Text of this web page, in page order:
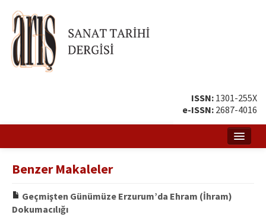
ISSN: 1301-255X
e-ISSN: 2687-4016
Amaç ve Kapsam
Benzer Makaleler
Geçmişten Günümüze Erzurum’da Ehram (İhram)
Dokumacılığı